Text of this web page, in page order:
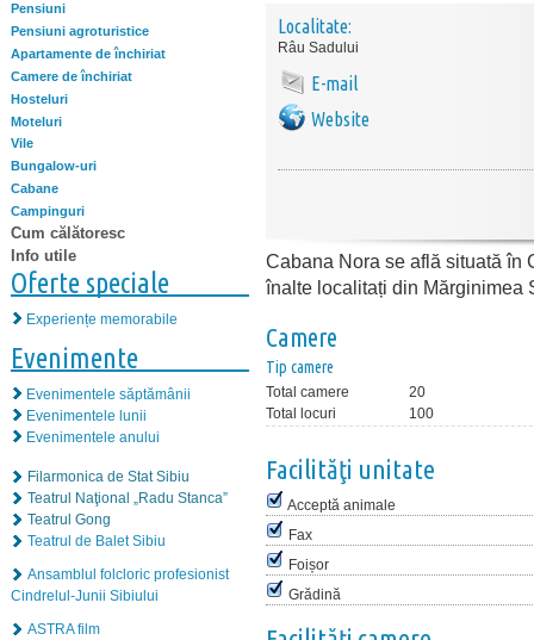
Pensiuni
Pensiuni agroturistice
Apartamente de închiriat
Camere de închiriat
Hosteluri
Moteluri
Vile
Bungalow-uri
Cabane
Campinguri
Cum călătoresc
Info utile
Oferte speciale
Experiențe memorabile
Evenimente
Evenimentele săptămânii
Evenimentele lunii
Evenimentele anului
Filarmonica de Stat Sibiu
Teatrul Naţional „Radu Stanca”
Teatrul Gong
Teatrul de Balet Sibiu
Ansamblul folcloric profesionist
Cindrelul-Junii Sibiului
ASTRA film
Localitate:
Râu Sadului
E-mail
Website
Cabana Nora se află situată în
înalte localitați din Mărginimea
Camere
Tip camere
Total camere
20
Total locuri
100
Facilităţi unitate
Acceptă animale
Fax
Foișor
Grădină